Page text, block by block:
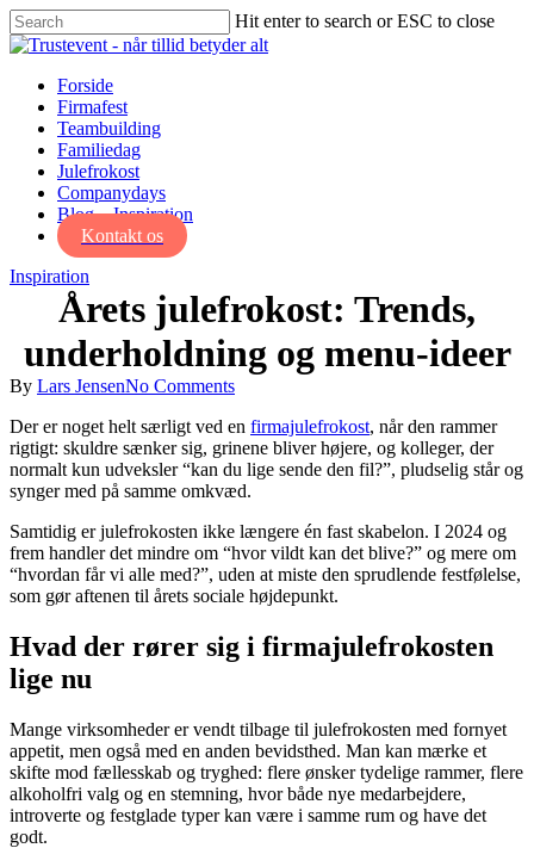
Skip
to
content
Hit enter to search or ESC to close
Close
Menu
Forside
Firmafest
Teambuilding
Familiedag
Julefrokost
Companydays
Blog – Inspiration
Kontakt os
Inspiration
Årets julefrokost: Trends,
underholdning og menu-ideer
By Lars JensenNo Comments
Der er noget helt særligt ved en firmajulefrokost, når den rammer
rigtigt: skuldre sænker sig, grinene bliver højere, og kolleger, der
normalt kun udveksler “kan du lige sende den fil?”, pludselig står og
synger med på samme omkvæd.
Samtidig er julefrokosten ikke længere én fast skabelon. I 2024 og
frem handler det mindre om “hvor vildt kan det blive?” og mere om
“hvordan får vi alle med?”, uden at miste den sprudlende festfølelse,
som gør aftenen til årets sociale højdepunkt.
Hvad der rører sig i firmajulefrokosten
lige nu
Mange virksomheder er vendt tilbage til julefrokosten med fornyet
appetit, men også med en anden bevidsthed. Man kan mærke et
skifte mod fællesskab og tryghed: flere ønsker tydelige rammer, flere
alkoholfri valg og en stemning, hvor både nye medarbejdere,
introverte og festglade typer kan være i samme rum og have det
godt.